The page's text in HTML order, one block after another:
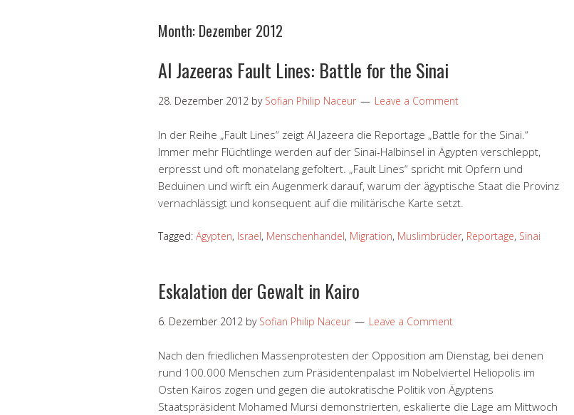
Month: Dezember 2012
Al Jazeeras Fault Lines: Battle for the Sinai
28. Dezember 2012 by Sofian Philip Naceur Leave a Comment
In der Reihe „Fault Lines“ zeigt Al Jazeera die Reportage „Battle for the Sinai.“
Immer mehr Flüchtlinge werden auf der Sinai-Halbinsel in Ägypten verschleppt,
erpresst und oft monatelang gefoltert. „Fault Lines“ spricht mit Opfern und
Beduinen und wirft ein Augenmerk darauf, warum der ägyptische Staat die Provinz
vernachlässigt und konsequent auf die militärische Karte setzt.
Tagged: Ägypten, Israel, Menschenhandel, Migration, Muslimbrüder, Reportage, Sinai
Eskalation der Gewalt in Kairo
6. Dezember 2012 by Sofian Philip Naceur Leave a Comment
Nach den friedlichen Massenprotesten der Opposition am Dienstag, bei denen
rund 100.000 Menschen zum Präsidentenpalast im Nobelviertel Heliopolis im
Osten Kairos zogen und gegen die autokratische Politik von Ägyptens
Staatspräsident Mohamed Mursi demonstrierten, eskalierte die Lage am Mittwoch